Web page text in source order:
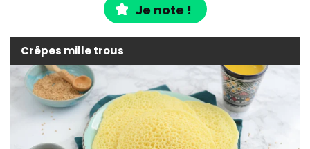
Je note !
Crêpes mille trous